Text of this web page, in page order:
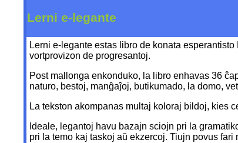
Lerni e-legante
Lerni e-legante estas libro de konata
vortprovizon de progresantoj.
Post mallonga enkonduko, la libro enhavas 36
naturo, bestoj, manĝaĵoj, butikumado, la domo,
La tekston akompanas multaj koloraj bildoj, kies
Ideale, legantoj havu bazajn sciojn pri la
pri la temo kaj taskoj aŭ ekzercoj. Tiujn povus